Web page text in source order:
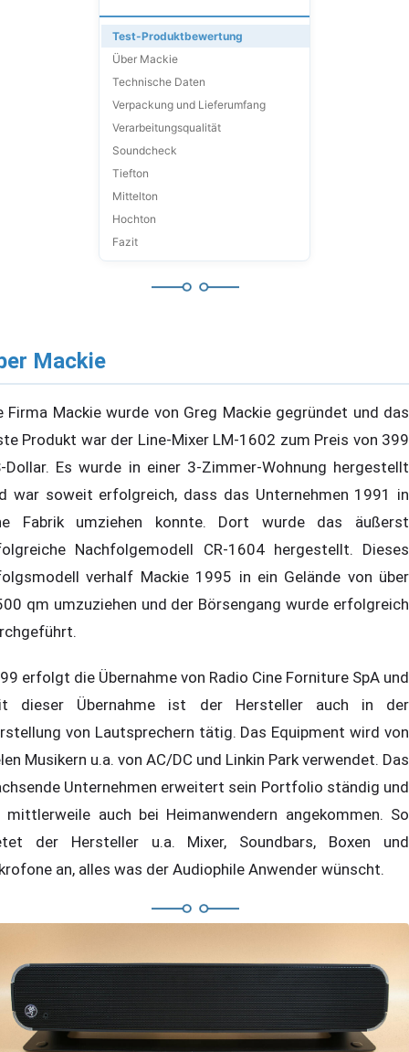
Test-Produktbewertung
Über Mackie
Technische Daten
Verpackung und Lieferumfang
Verarbeitungsqualität
Soundcheck
Tiefton
Mittelton
Hochton
Fazit
Mackie
Firma Mackie wurde von Greg Mackie gegründet und das
Produkt war der Line-Mixer LM-1602 zum Preis von 399
Dollar. Es wurde in einer 3-Zimmer-Wohnung hergestellt
war soweit erfolgreich, dass das Unternehmen 1991 in
Fabrik umziehen konnte. Dort wurde das äußerst
Nachfolgemodell CR-1604 hergestellt. Dieses
verhalf Mackie 1995 in ein Gelände von über
qm umzuziehen und der Börsengang wurde erfolgreich
erfolgt die Übernahme von Radio Cine Forniture SpA und
dieser Übernahme ist der Hersteller auch in der
von Lautsprechern tätig. Das Equipment wird von
Musikern u.a. von AC/DC und Linkin Park verwendet. Das
Unternehmen erweitert sein Portfolio ständig und
auch bei Heimanwendern angekommen. So
der Hersteller u.a. Mixer, Soundbars, Boxen und
an, alles was der Audiophile Anwender wünscht.